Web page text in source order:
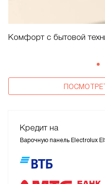
Комфорт с бытовой
Кредит на
Варочную панель Electrolux